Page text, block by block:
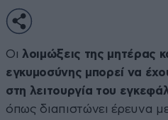
Οι λοιμώξεις της μητέρας
εγκυμοσύνης μπορεί να
στη λειτουργία του
όπως διαπιστώνει έρευνα